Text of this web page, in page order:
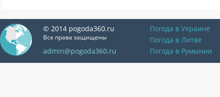
© 2014 pogoda360.ru
Все права защищены
admin@pogoda360.ru
Погода в Украине
Погода в Литве
Погода в Румынии